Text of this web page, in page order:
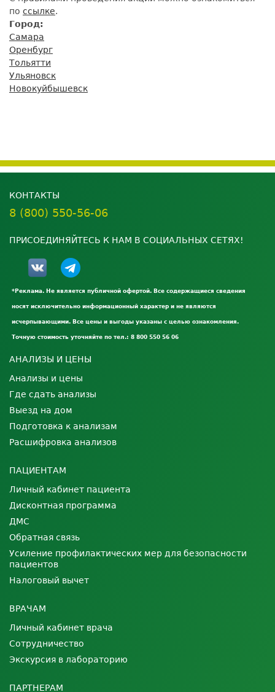
по ссылке.
Город:
Самара
Оренбург
Тольятти
Ульяновск
Новокуйбышевск
КОНТАКТЫ
8 (800) 550-56-06
ПРИСОЕДИНЯЙТЕСЬ К НАМ В СОЦИАЛЬНЫХ СЕТЯХ!
*Реклама. Не является публичной офертой. Все содержащиеся сведения
носят исключительно информационный характер и не являются
исчерпывающими. Все цены и выгоды указаны с целью ознакомления.
Точную стоимость уточняйте по тел.: 8 800 550 56 06
АНАЛИЗЫ И ЦЕНЫ
Анализы и цены
Где сдать анализы
Выезд на дом
Подготовка к анализам
Расшифровка анализов
ПАЦИЕНТАМ
Личный кабинет пациента
Дисконтная программа
ДМС
Обратная связь
Усиление профилактических мер для безопасности
пациентов
Налоговый вычет
ВРАЧАМ
Личный кабинет врача
Сотрудничество
Экскурсия в лабораторию
ПАРТНЕРАМ